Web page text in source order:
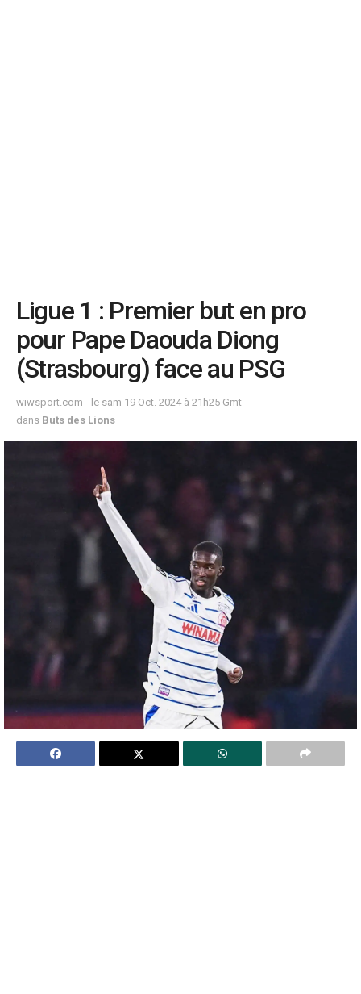
Ligue 1 : Premier but en pro
pour Pape Daouda Diong
(Strasbourg) face au PSG
wiwsport.com - le sam 19 Oct. 2024 à 21h25 Gmt
dans Buts des Lions